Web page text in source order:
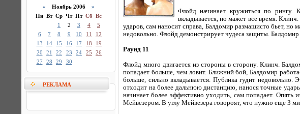
« Ноябрь 2006 »
Пн Вт Ср Чт Пт Сб Вс
1
2 3 4
5
6
7 8 9 10 11
12
13
14 15 16 17 18
19
20
21 22 23 24 25
26
27
28 29 30
РЕКЛАМА
Флойд начинает кружиться по рингу.
вкладывается, но мажет все время.
ударов, сам наносит справа, Балдомир размашисто бьет,
недовольно. Флойд демонстрирует чудеса защиты.
Раунд 11
Флойд много двигается из стороны в сторону. Клинч.
попадает больше, чем ловит. Ближний бой, Балдомир
больше, сильно вкладывается. Публика гудит недовольно.
отходит на более дальнюю дистанцию, нанося точные
начинает более эффективно уходить, сам попадает.
Мейвезером. В углу Мейвезера говороят, что нужно еще 3